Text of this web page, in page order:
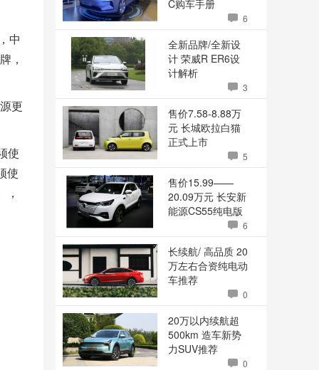
中
，
更
使
使
C购车手册
6
全新品牌/全新设
计 荣威R ER6设
计解析
3
售价7.58-8.88万
元 长城欧拉白猫
正式上市
5
售价15.99——
20.09万元 长安新
能源CS55纯电版
6
长续航/ 高品质 20
万左右合资纯电动
车推荐
0
20万以内续航超
500km 造车新势
力SUV推荐
0